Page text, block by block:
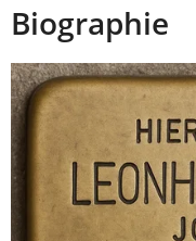
Biographie